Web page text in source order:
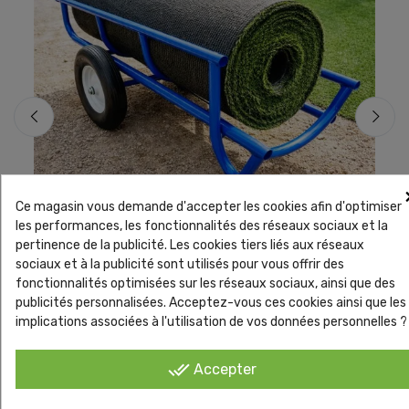
Accessoires de pose Gazon synthetique
Chariot de transport pour rouleau de gazon
synthétique – 500 kg
Ce magasin vous demande d'accepter les cookies afin d'optimiser
les performances, les fonctionnalités des réseaux sociaux et la
pertinence de la publicité. Les cookies tiers liés aux réseaux
sociaux et à la publicité sont utilisés pour vous offrir des
fonctionnalités optimisées sur les réseaux sociaux, ainsi que des
publicités personnalisées. Acceptez-vous ces cookies ainsi que les
implications associées à l'utilisation de vos données personnelles ?
done_all Accepter